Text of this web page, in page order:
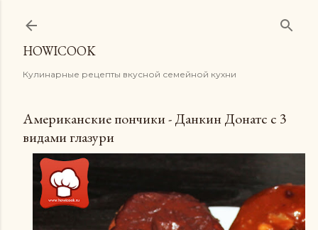
HOWICOOK
Кулинарные рецепты вкусной семейной кухни
Американские пончики - Данкин Донатс с 3
видами глазури